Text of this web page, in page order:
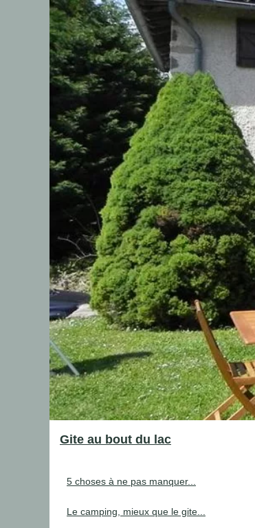
Gite au bout du lac
5 choses à ne pas manquer...
Le camping, mieux que le gite...